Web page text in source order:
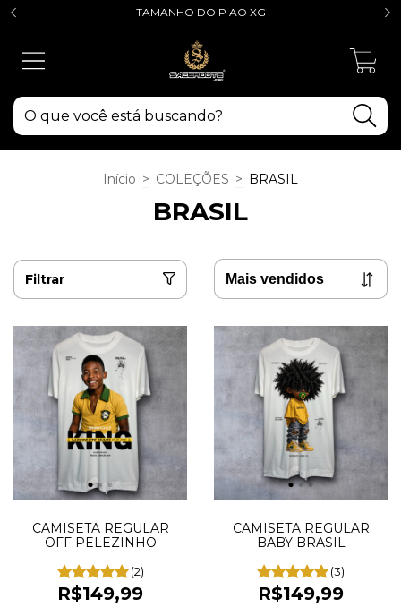
TAMANHO DO P AO XG
Início > COLEÇÕES > BRASIL
BRASIL
Filtrar
CAMISETA REGULAR
OFF PELEZINHO
(2)
R$149,99
CAMISETA REGULAR
BABY BRASIL
(3)
R$149,99